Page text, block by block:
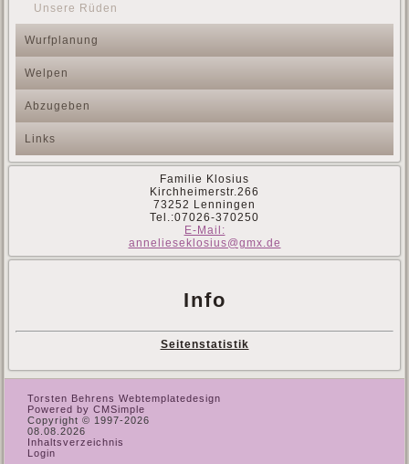
Unsere Rüden
Wurfplanung
Welpen
Abzugeben
Links
Familie Klosius
Kirchheimerstr.266
73252 Lenningen
Tel.:07026-370250
E-Mail:
annelieseklosius@gmx.de
Info
Seitenstatistik
Torsten Behrens Webtemplatedesign
Powered by CMSimple
Copyright © 1997-2026
08.08.2026
Inhaltsverzeichnis
Login